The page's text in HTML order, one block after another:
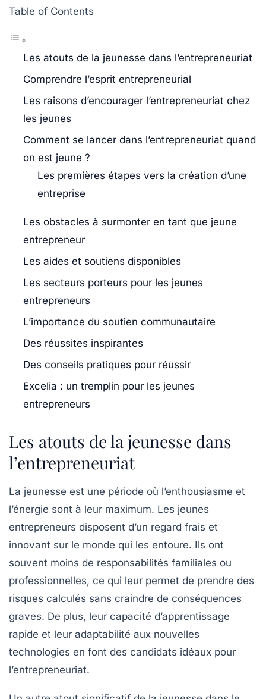
Table of Contents
Les atouts de la jeunesse dans l’entrepreneuriat
Comprendre l’esprit entrepreneurial
Les raisons d’encourager l’entrepreneuriat chez
les jeunes
Comment se lancer dans l’entrepreneuriat quand
on est jeune ?
Les premières étapes vers la création d’une
entreprise
Les obstacles à surmonter en tant que jeune
entrepreneur
Les aides et soutiens disponibles
Les secteurs porteurs pour les jeunes
entrepreneurs
L’importance du soutien communautaire
Des réussites inspirantes
Des conseils pratiques pour réussir
Excelia : un tremplin pour les jeunes
entrepreneurs
Les atouts de la jeunesse dans
l’entrepreneuriat
La jeunesse est une période où l’enthousiasme et
l’énergie sont à leur maximum. Les jeunes
entrepreneurs disposent d’un regard frais et
innovant sur le monde qui les entoure. Ils ont
souvent moins de responsabilités familiales ou
professionnelles, ce qui leur permet de prendre des
risques calculés sans craindre de conséquences
graves. De plus, leur capacité d’apprentissage
rapide et leur adaptabilité aux nouvelles
technologies en font des candidats idéaux pour
l’entrepreneuriat.